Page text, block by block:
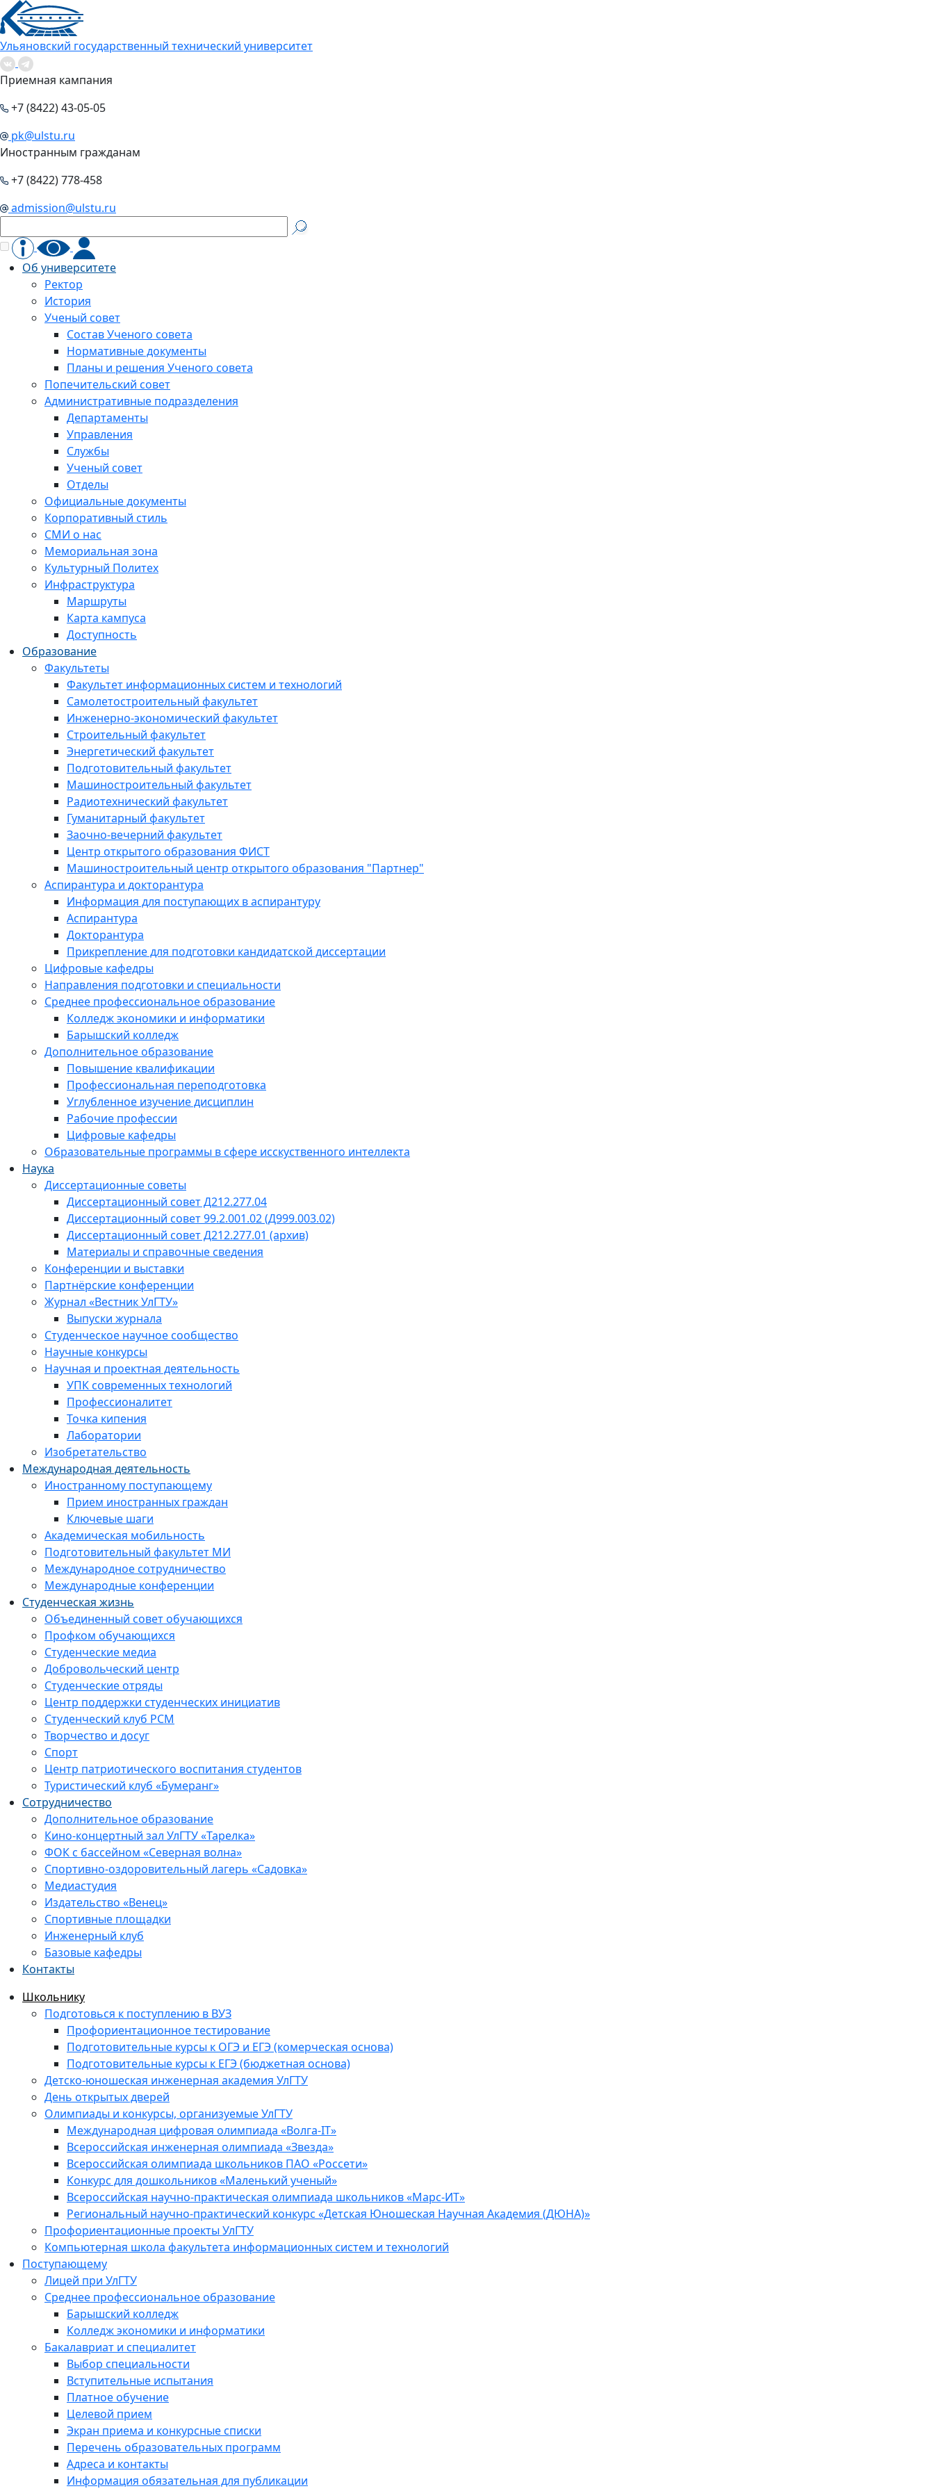
Ульяновский государственный технический университет
Приемная кампания
+7 (8422) 43-05-05
pk@ulstu.ru
Иностранным гражданам
+7 (8422) 778-458
admission@ulstu.ru
Об университете
Ректор
История
Ученый совет
Состав Ученого совета
Нормативные документы
Планы и решения Ученого совета
Попечительский совет
Административные подразделения
Департаменты
Управления
Службы
Ученый совет
Отделы
Официальные документы
Корпоративный стиль
СМИ о нас
Мемориальная зона
Культурный Политех
Инфраструктура
Маршруты
Карта кампуса
Доступность
Образование
Факультеты
Факультет информационных систем и технологий
Самолетостроительный факультет
Инженерно-экономический факультет
Строительный факультет
Энергетический факультет
Подготовительный факультет
Машиностроительный факультет
Радиотехнический факультет
Гуманитарный факультет
Заочно-вечерний факультет
Центр открытого образования ФИСТ
Машиностроительный центр открытого образования "Партнер"
Аспирантура и докторантура
Информация для поступающих в аспирантуру
Аспирантура
Докторантура
Прикрепление для подготовки кандидатской диссертации
Цифровые кафедры
Направления подготовки и специальности
Среднее профессиональное образование
Колледж экономики и информатики
Барышский колледж
Дополнительное образование
Повышение квалификации
Профессиональная переподготовка
Углубленное изучение дисциплин
Рабочие профессии
Цифровые кафедры
Образовательные программы в сфере исскуственного интеллекта
Наука
Диссертационные советы
Диссертационный совет Д212.277.04
Диссертационный совет 99.2.001.02 (Д999.003.02)
Диссертационный совет Д212.277.01 (архив)
Материалы и справочные сведения
Конференции и выставки
Партнёрские конференции
Журнал «Вестник УлГТУ»
Выпуски журнала
Студенческое научное сообщество
Научные конкурсы
Научная и проектная деятельность
УПК современных технологий
Профессионалитет
Точка кипения
Лаборатории
Изобретательство
Международная деятельность
Иностранному поступающему
Прием иностранных граждан
Ключевые шаги
Академическая мобильность
Подготовительный факультет МИ
Международное сотрудничество
Международные конференции
Студенческая жизнь
Объединенный совет обучающихся
Профком обучающихся
Студенческие медиа
Добровольческий центр
Студенческие отряды
Центр поддержки студенческих инициатив
Студенческий клуб РСМ
Творчество и досуг
Спорт
Центр патриотического воспитания студентов
Туристический клуб «Бумеранг»
Сотрудничество
Дополнительное образование
Кино-концертный зал УлГТУ «Тарелка»
ФОК с бассейном «Северная волна»
Спортивно-оздоровительный лагерь «Садовка»
Медиастудия
Издательство «Венец»
Спортивные площадки
Инженерный клуб
Базовые кафедры
Контакты
Школьнику
Подготовься к поступлению в ВУЗ
Профориентационное тестирование
Подготовительные курсы к ОГЭ и ЕГЭ (комерческая основа)
Подготовительные курсы к ЕГЭ (бюджетная основа)
Детско-юношеская инженерная академия УлГТУ
День открытых дверей
Олимпиады и конкурсы, организуемые УлГТУ
Международная цифровая олимпиада «Волга-IT»
Всероссийская инженерная олимпиада «Звезда»
Всероссийская олимпиада школьников ПАО «Россети»
Конкурс для дошкольников «Маленький ученый»
Всероссийская научно-практическая олимпиада школьников «Марс-ИТ»
Региональный научно-практический конкурс «Детская Юношеская Научная Академия (ДЮНА)»
Профориентационные проекты УлГТУ
Компьютерная школа факультета информационных систем и технологий
Поступающему
Лицей при УлГТУ
Среднее профессиональное образование
Барышский колледж
Колледж экономики и информатики
Бакалавриат и специалитет
Выбор специальности
Вступительные испытания
Платное обучение
Целевой прием
Экран приема и конкурсные списки
Перечень образовательных программ
Адреса и контакты
Информация обязательная для публикации